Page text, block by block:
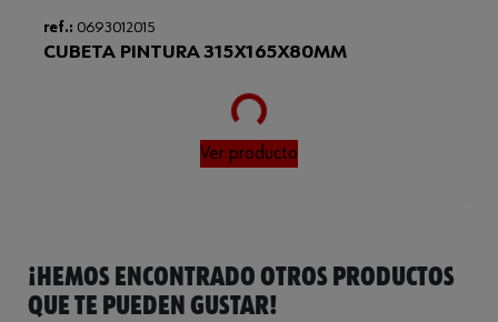
ref.: 0693012015
CUBETA PINTURA 315X165X80MM
Loading...
Ver producto
¡HEMOS ENCONTRADO OTROS PRODUCTOS
QUE TE PUEDEN GUSTAR!